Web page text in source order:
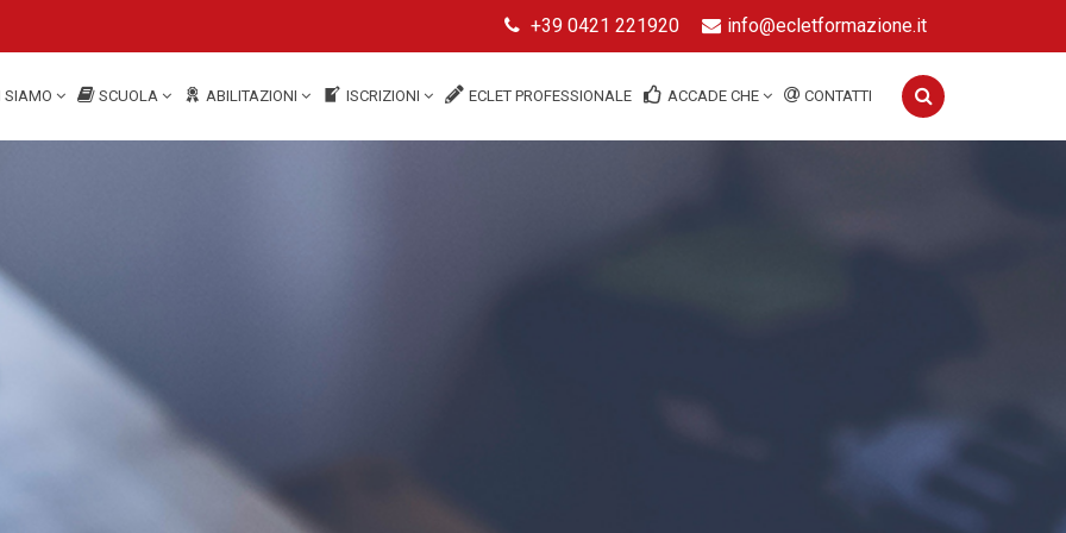
+39 0421 221920 info@ecletformazione.it
SIAMO SCUOLA ABILITAZIONI ISCRIZIONI ECLET PROFESSIONALE ACCADE CHE CONTATTI